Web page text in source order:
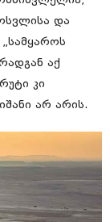
და
აქ
კი
არ არის.